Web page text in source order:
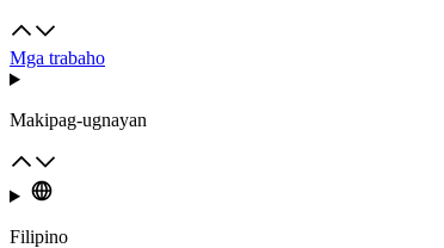
Mga trabaho
Makipag-ugnayan
Filipino